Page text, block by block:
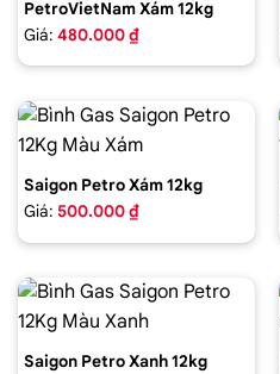
PetroVietNam Xám 12kg
Giá: 480.000 ₫
Saigon Petro Xám 12kg
Giá: 500.000 ₫
Saigon Petro Xanh 12kg